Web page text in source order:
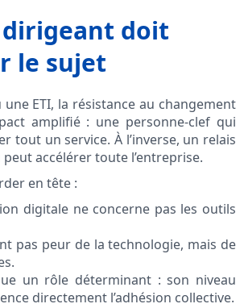
dirigeant doit
le sujet
une ETI, la résistance au changement
amplifié : une personne-clef qui
tout un service. À l’inverse, un relais
accélérer toute l’entreprise.
en tête :
digitale ne concerne pas les outils
pas peur de la technologie, mais de
un rôle déterminant : son niveau
directement l’adhésion collective.